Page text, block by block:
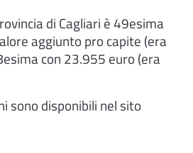
di Cagliari è 49esima
aggiunto pro capite (era
con 23.955 euro (era
sono disponibili nel sito